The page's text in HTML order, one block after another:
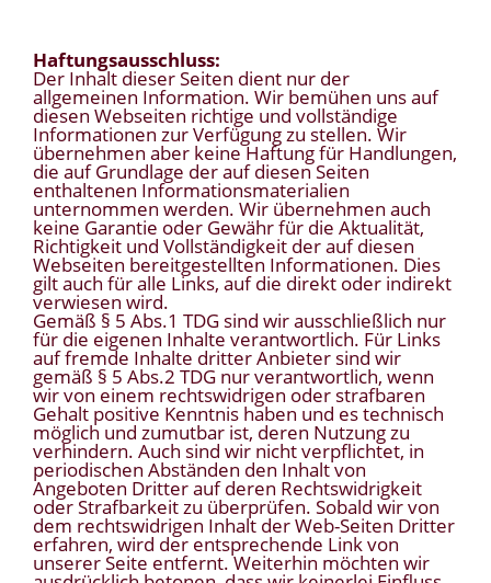
Haftungsausschluss:
Der Inhalt dieser Seiten dient nur der
allgemeinen Information. Wir bemühen uns auf
diesen Webseiten richtige und vollständige
Informationen zur Verfügung zu stellen. Wir
übernehmen aber keine Haftung für Handlungen,
die auf Grundlage der auf diesen Seiten
enthaltenen Informationsmaterialien
unternommen werden. Wir übernehmen auch
keine Garantie oder Gewähr für die Aktualität,
Richtigkeit und Vollständigkeit der auf diesen
Webseiten bereitgestellten Informationen. Dies
gilt auch für alle Links, auf die direkt oder indirekt
verwiesen wird.
Gemäß § 5 Abs.1 TDG sind wir ausschließlich nur
für die eigenen Inhalte verantwortlich. Für Links
auf fremde Inhalte dritter Anbieter sind wir
gemäß § 5 Abs.2 TDG nur verantwortlich, wenn
wir von einem rechtswidrigen oder strafbaren
Gehalt positive Kenntnis haben und es technisch
möglich und zumutbar ist, deren Nutzung zu
verhindern. Auch sind wir nicht verpflichtet, in
periodischen Abständen den Inhalt von
Angeboten Dritter auf deren Rechtswidrigkeit
oder Strafbarkeit zu überprüfen. Sobald wir von
dem rechtswidrigen Inhalt der Web-Seiten Dritter
erfahren, wird der entsprechende Link von
unserer Seite entfernt. Weiterhin möchten wir